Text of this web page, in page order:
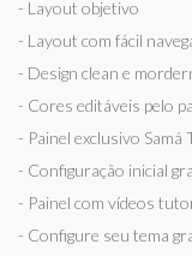
- Layout objetivo
- Layout com fácil
- Design clean e
- Cores editáveis pelo
- Painel exclusivo Samá
- Configuração inicial
- Painel com vídeos
- Configure seu tema